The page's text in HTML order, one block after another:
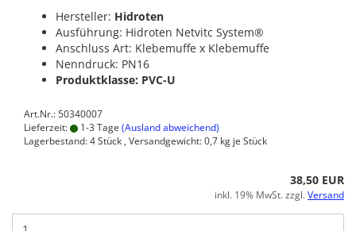
Hersteller: Hidroten
Ausführung: Hidroten Netvitc System®
Anschluss Art: Klebemuffe x Klebemuffe
Nenndruck: PN16
Produktklasse: PVC-U
Art.Nr.: 50340007
Lieferzeit:
1-3 Tage (Ausland abweichend)
Lagerbestand: 4 Stück , Versandgewicht:0,7 kg je Stück
38,50 EUR
inkl. 19% MwSt. zzgl.Versand